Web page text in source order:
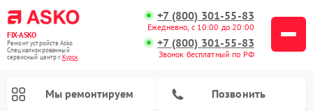
FIX-ASKO
Ремонт устройств Asko
Специализированный
cервисный центр г.Курск
+7 (800) 301-55-83
Ежедневно, с 10:00 до 20:00
+7 (800) 301-55-83
Звонок бесплатный по РФ
Мы ремонтируем Позвонить